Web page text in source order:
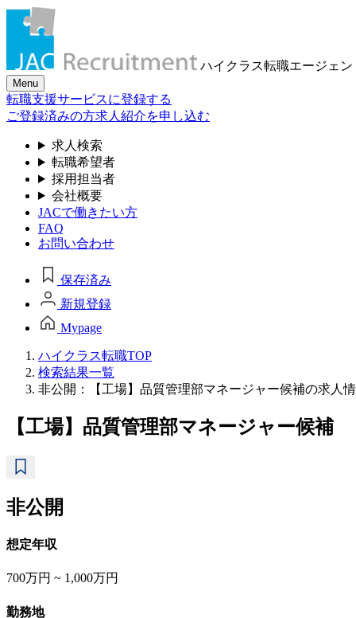
ハイクラス転職エージェン
Menu
転職支援サービスに登録する
ご登録済みの方求人紹介を申し込む
求人検索
転職希望者
採用担当者
会社概要
JACで働きたい方
FAQ
お問い合わせ
保存済み
新規登録
Mypage
ハイクラス転職TOP
検索結果一覧
非公開：【工場】品質管理部マネージャー候補の求人
【工場】品質管理部マネージャー候補
非公開
想定年収
700万円 ~ 1,000万円
勤務地